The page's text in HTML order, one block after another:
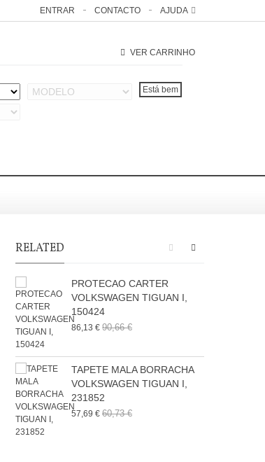
AJUDA
CONTACTO
ENTRAR
VER CARRINHO
RELATED
PROTECAO CARTER
VOLKSWAGEN TIGUAN I,
150424
86,13 € 90,66 €
TAPETE MALA BORRACHA
VOLKSWAGEN TIGUAN I,
231852
57,69 € 60,73 €